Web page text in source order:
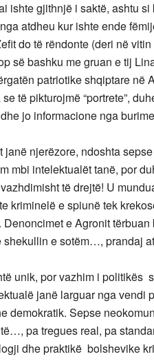
ishte gjithnjë i saktë, ashtu
atdheu kur ishte ende
do të rëndonte (deri në
së bashku me gruan e tij
patriotike shqiptare
se të pikturojmë “portrete”,
jo informacione nga
njerëzore, ndoshta sepse
mbi intelektualët tanë, por
të drejtë! U
kriminelë e spiunë tek
e Agronit
e sotëm…, prandaj
unik, por vazhim i politikës
janë larguar nga vendi
demokratik. Sepse
pa tregues real, pa
dhe praktikë bolshevike